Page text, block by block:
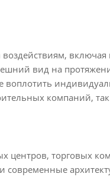
включая
вид на
воплотить
компаний,
торговых